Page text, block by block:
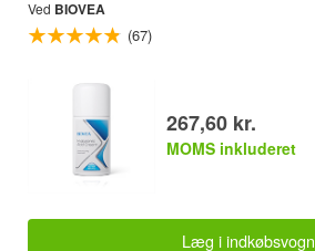
Ved BIOVEA
(67)
267,60 kr.
MOMS inkluderet
Læg i indkøbsvogn